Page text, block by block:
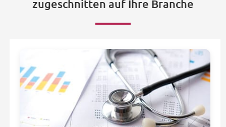
zugeschnitten auf Ihre Branche